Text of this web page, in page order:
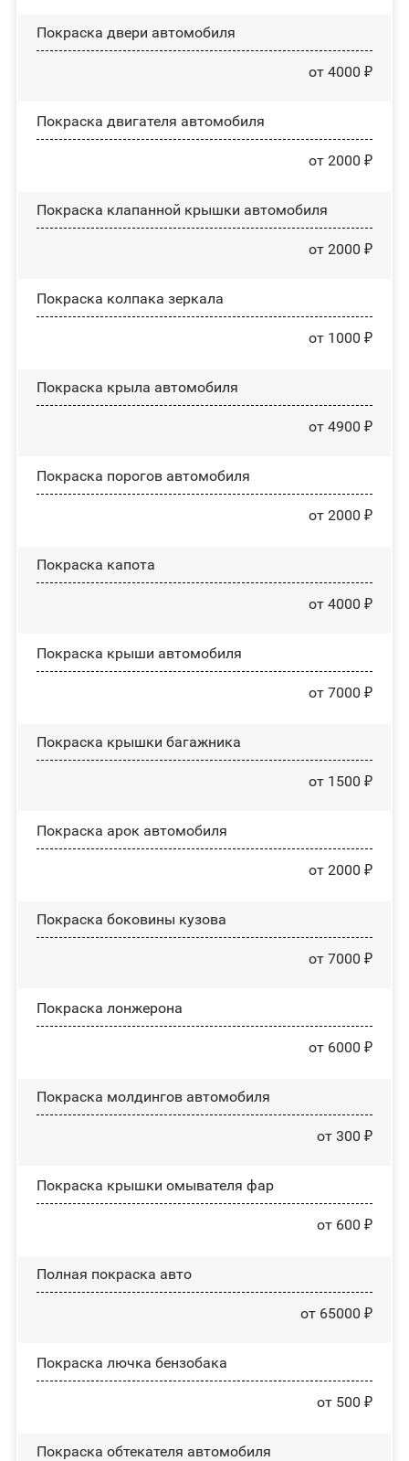
Покраска двери автомобиля
от 4000 ₽
Покраска двигателя автомобиля
от 2000 ₽
Покраска клапанной крышки автомобиля
от 2000 ₽
Покраска колпака зеркала
от 1000 ₽
Покраска крыла автомобиля
от 4900 ₽
Покраска порогов автомобиля
от 2000 ₽
Покраска капота
от 4000 ₽
Покраска крыши автомобиля
от 7000 ₽
Покраска крышки багажника
от 1500 ₽
Покраска арок автомобиля
от 2000 ₽
Покраска боковины кузова
от 7000 ₽
Покраска лонжерона
от 6000 ₽
Покраска молдингов автомобиля
от 300 ₽
Покраска крышки омывателя фар
от 600 ₽
Полная покраска авто
от 65000 ₽
Покраска лючка бензобака
от 500 ₽
Покраска обтекателя автомобиля